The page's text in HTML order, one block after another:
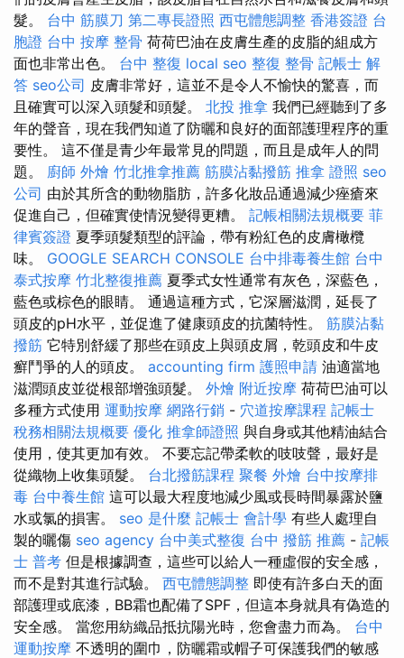
髮。 台中 筋膜刀 第二專長證照 西屯體態調整 香港簽證 台
胞證 台中 按摩 整骨 荷荷巴油在皮膚生產的皮脂的組成方
面也非常出色。 台中 整復 local seo 整復 整骨 記帳士 解
答 seo公司 皮膚非常好，這並不是令人不愉快的驚喜，而
且確實可以深入頭髮和頭髮。 北投 推拿 我們已經聽到了多
年的聲音，現在我們知道了防曬和良好的面部護理程序的重
要性。 這不僅是青少年最常見的問題，而且是成年人的問
題。 廚師 外燴 竹北推拿推薦 筋膜沾黏撥筋 推拿 證照 seo
公司 由於其所含的動物脂肪，許多化妝品通過減少痤瘡來
促進自己，但確實使情況變得更糟。 記帳相關法規概要 菲
律賓簽證 夏季頭髮類型的評論，帶有粉紅色的皮膚橄欖
味。 GOOGLE SEARCH CONSOLE 台中排毒養生館 台中
泰式按摩 竹北整復推薦 夏季式女性通常有灰色，深藍色，
藍色或棕色的眼睛。 通過這種方式，它深層滋潤，延長了
頭皮的pH水平，並促進了健康頭皮的抗菌特性。 筋膜沾黏
撥筋 它特別舒緩了那些在頭皮上與頭皮屑，乾頭皮和牛皮
癬鬥爭的人的頭皮。 accounting firm 護照申請 油適當地
滋潤頭皮並從根部增強頭髮。 外燴 附近按摩 荷荷巴油可以
多種方式使用 運動按摩 網路行銷 - 穴道按摩課程 記帳士
稅務相關法規概要 優化 推拿師證照 與自身或其他精油結合
使用，使其更加有效。 不要忘記帶柔軟的吱吱聲，最好是
從織物上收集頭髮。 台北撥筋課程 聚餐 外燴 台中按摩排
毒 台中養生館 這可以最大程度地減少風或長時間暴露於鹽
水或氯的損害。 seo 是什麼 記帳士 會計學 有些人處理自
製的曬傷 seo agency 台中美式整復 台中 撥筋 推薦 - 記帳
士 普考 但是根據調查，這些可以給人一種虛假的安全感，
而不是對其進行試驗。 西屯體態調整 即使有許多白天的面
部護理或底漆，BB霜也配備了SPF，但這本身就具有偽造的
安全感。 當您用紡織品抵抗陽光時，您會盡力而為。 台中
運動按摩 不透明的圍巾，防曬霜或帽子可保護我們的敏感